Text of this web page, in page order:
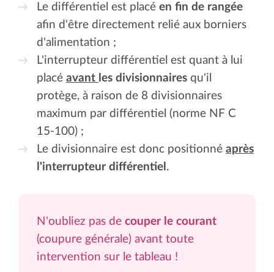
Le différentiel est placé en fin de rangée
afin d'être directement relié aux borniers
d'alimentation ;
L'interrupteur différentiel est quant à lui
placé avant les divisionnaires qu'il
protège, à raison de 8 divisionnaires
maximum par différentiel (norme NF C
15-100) ;
Le divisionnaire est donc positionné après
l'interrupteur différentiel .
N'oubliez pas de couper le courant
(coupure générale) avant toute
intervention sur le tableau !